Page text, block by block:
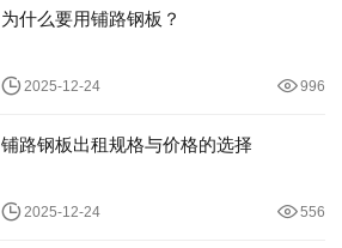
为什么要用铺路钢板？
2025-12-24 996
铺路钢板出租规格与价格的选择
2025-12-24 556